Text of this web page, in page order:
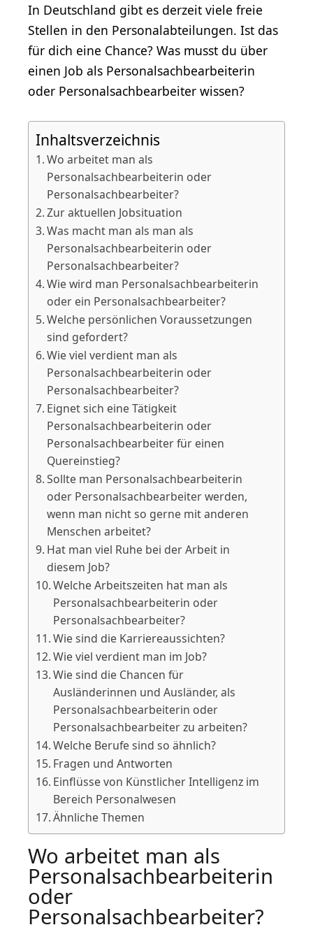
In Deutschland gibt es derzeit viele freie
Stellen in den Personalabteilungen. Ist das
für dich eine Chance? Was musst du über
einen Job als Personalsachbearbeiterin
oder Personalsachbearbeiter wissen?
Inhaltsverzeichnis
Wo arbeitet man als
Personalsachbearbeiterin oder
Personalsachbearbeiter?
Zur aktuellen Jobsituation
Was macht man als man als
Personalsachbearbeiterin oder
Personalsachbearbeiter?
Wie wird man Personalsachbearbeiterin
oder ein Personalsachbearbeiter?
Welche persönlichen Voraussetzungen
sind gefordert?
Wie viel verdient man als
Personalsachbearbeiterin oder
Personalsachbearbeiter?
Eignet sich eine Tätigkeit
Personalsachbearbeiterin oder
Personalsachbearbeiter für einen
Quereinstieg?
Sollte man Personalsachbearbeiterin
oder Personalsachbearbeiter werden,
wenn man nicht so gerne mit anderen
Menschen arbeitet?
Hat man viel Ruhe bei der Arbeit in
diesem Job?
Welche Arbeitszeiten hat man als
Personalsachbearbeiterin oder
Personalsachbearbeiter?
Wie sind die Karriereaussichten?
Wie viel verdient man im Job?
Wie sind die Chancen für
Ausländerinnen und Ausländer, als
Personalsachbearbeiterin oder
Personalsachbearbeiter zu arbeiten?
Welche Berufe sind so ähnlich?
Fragen und Antworten
Einflüsse von Künstlicher Intelligenz im
Bereich Personalwesen
Ähnliche Themen
Wo arbeitet man als
Personalsachbearbeiterin
oder
Personalsachbearbeiter?